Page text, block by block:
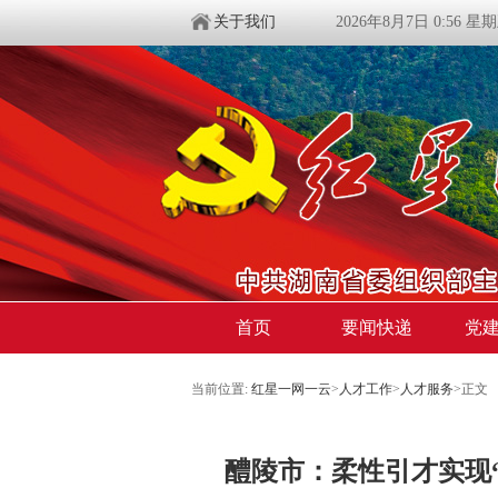
关于我们 2026年8月7日 0:56 星
首页 要闻快递 党
当前位置: 红星一网一云> 人才工作> 人才服务>正文
醴陵市：柔性引才实